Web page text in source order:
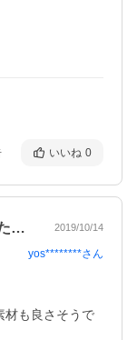
いいね 0
しっかりとした造りで丈夫そうでした。素… 2019/10/14
yos********さん
材も良さそうで